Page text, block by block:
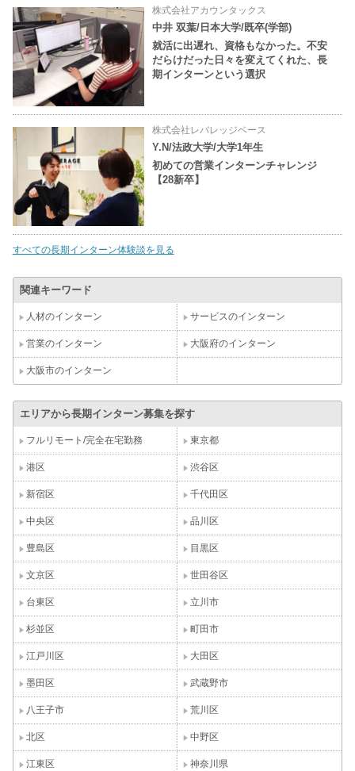
株式会社アカウンタックス
中井 双葉/日本大学/既卒(学部)
就活に出遅れ、資格もなかった。不安
だらけだった日々を変えてくれた、長
期インターンという選択
株式会社レバレッジベース
Y.N/法政大学/大学1年生
初めての営業インターンチャレンジ
【28新卒】
すべての長期インターン体験談を見る
関連キーワード
人材のインターン サービスのインターン
営業のインターン 大阪府のインターン
大阪市のインターン
エリアから長期インターン募集を探す
フルリモート/完全在宅勤務 東京都
港区 渋谷区
新宿区 千代田区
中央区 品川区
豊島区 目黒区
文京区 世田谷区
台東区 立川市
杉並区 町田市
江戸川区 大田区
墨田区 武蔵野市
八王子市 荒川区
北区 中野区
江東区 神奈川県